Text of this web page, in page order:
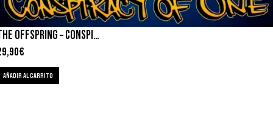
THE OFFSPRING – CONSPIRACY OF ONE
€
AÑADIR AL CARRITO